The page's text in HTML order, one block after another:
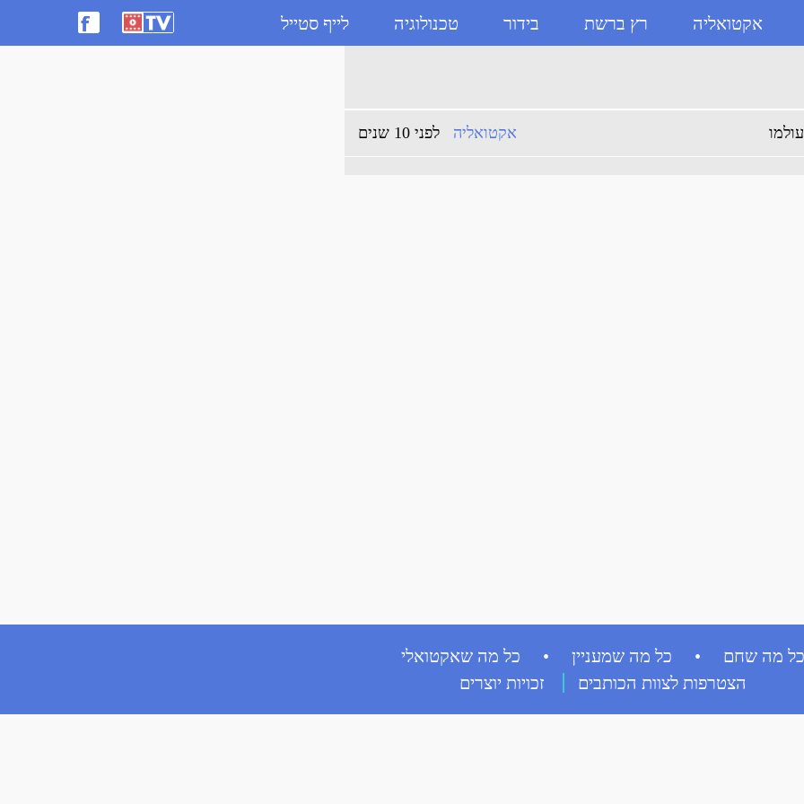
אקטואליה רץ ברשת בידור טכנולוגיה לייף סטייל
לפני 10 שנים אקטואליה
כל מה שחם • כל מה שמעניין • כל מה שאקטואלי
הצטרפות לצוות הכותבים
זכויות יוצרים